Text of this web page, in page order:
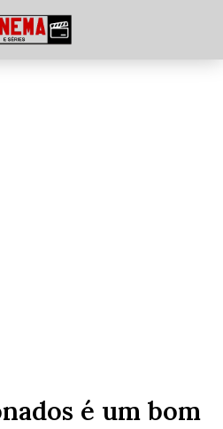
é um bom